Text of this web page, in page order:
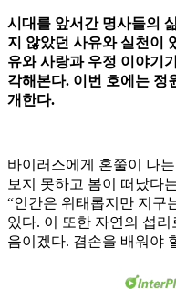
시대를 앞서간 명사들의
지 않았던 사유와 실천이
유와 사랑과 우정 이야기
각해본다. 이번 호에는 정
개한다.
바이러스에게 혼쭐이 나
보지 못하고 봄이 떠났다
“인간은 위태롭지만 지구
있다. 이 또한 자연의 섭
음이겠다. 겸손을 배워야